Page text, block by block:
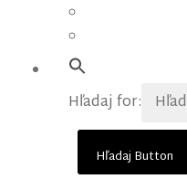
Hľadaj for:
Hľadaj Button